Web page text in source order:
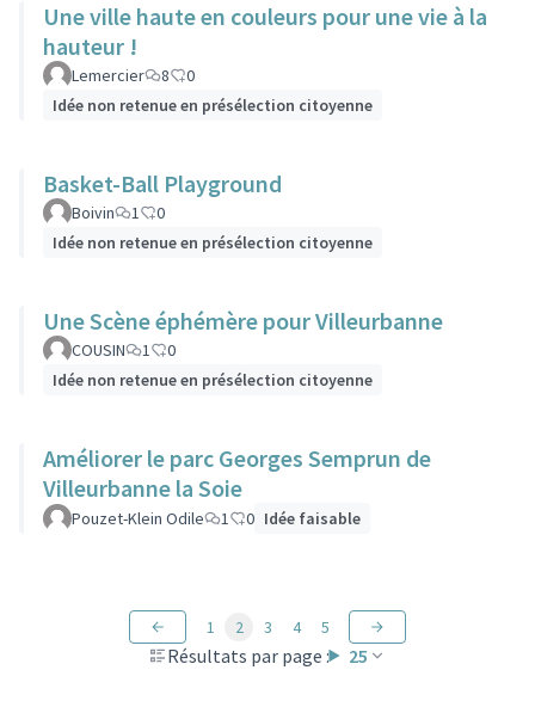
Une ville haute en couleurs pour une vie à la
hauteur !
Lemercier 8
0
Idée non retenue en présélection citoyenne
Basket-Ball Playground
Boivin 1
0
Idée non retenue en présélection citoyenne
Une Scène éphémère pour Villeurbanne
COUSIN 1
0
Idée non retenue en présélection citoyenne
Améliorer le parc Georges Semprun de
Villeurbanne la Soie
Pouzet-Klein Odile 1 0 Idée faisable
Résultats par page : 25
1 2 3 4 5